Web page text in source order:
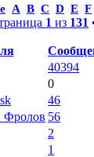
A B C D E F
1 из 131
40394
0
46
Фролов 56
2
1